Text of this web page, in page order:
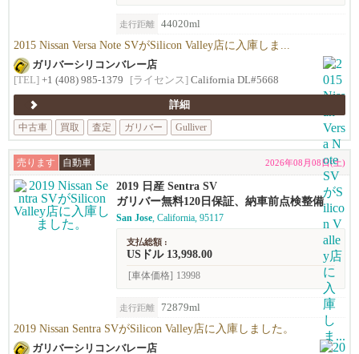
走行距離 44020ml
2015 Nissan Versa Note SVがSilicon Valley店に入庫しま...
ガリバーシリコンバレー店
[TEL] +1 (408) 985-1379 [ライセンス] California DL#5668
詳細
中古車
買取 査定 ガリバー Gulliver
売ります 自動車 2026年08月08日(土)
2019 日産 Sentra SV
ガリバー無料120日保証、納車前点検整備
San Jose, California, 95117
支払総額 :
USドル 13,998.00
[車体価格] 13998
走行距離 72879ml
2019 Nissan Sentra SVがSilicon Valley店に入庫しました。
ガリバーシリコンバレー店